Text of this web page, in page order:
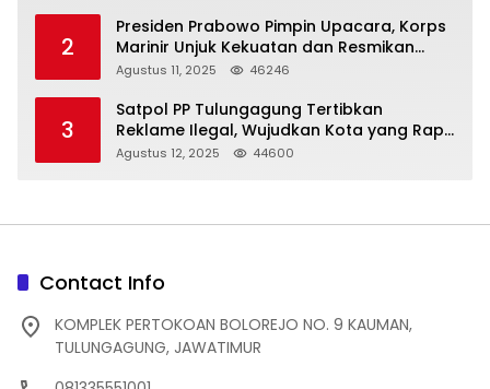
2
Presiden Prabowo Pimpin Upacara, Korps
Marinir Unjuk Kekuatan dan Resmikan
Struktur Baru
Agustus 11, 2025 46246
3
Satpol PP Tulungagung Tertibkan
Reklame Ilegal, Wujudkan Kota yang Rapi
dan Indah
Agustus 12, 2025 44600
Contact Info
KOMPLEK PERTOKOAN BOLOREJO NO. 9 KAUMAN,
TULUNGAGUNG, JAWATIMUR